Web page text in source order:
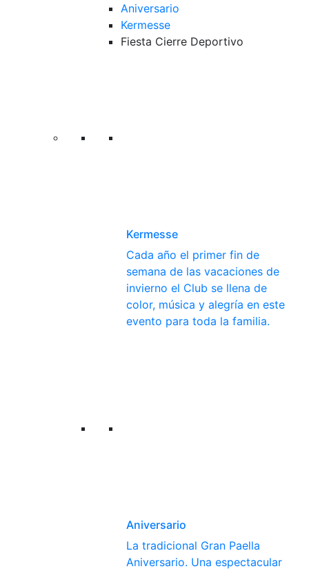
Aniversario
Kermesse
Fiesta Cierre Deportivo
Kermesse
Cada año el primer fin de
semana de las vacaciones de
invierno el Club se llena de
color, música y alegría en este
evento para toda la familia.
Aniversario
La tradicional Gran Paella
Aniversario. Una espectacular